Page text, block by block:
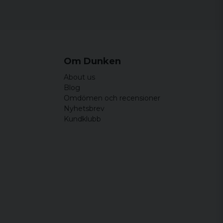
Om Dunken
About us
Blog
Omdömen och recensioner
Nyhetsbrev
Kundklubb